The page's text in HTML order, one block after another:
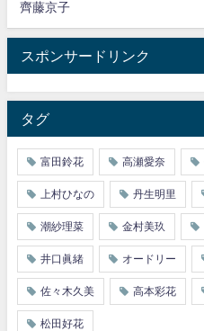
齊藤京子
スポンサードリンク
タグ
富田鈴花 高瀬愛奈
上村ひなの 丹生明里
潮紗理菜 金村美玖
井口眞緒 オードリー
佐々木久美 高本彩花
松田好花